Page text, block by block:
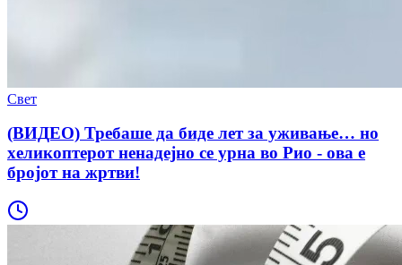
Свет
(ВИДЕО) Требаше да биде лет за уживање… но
хеликоптерот ненадејно се урна во Рио - ова е
бројот на жртви!